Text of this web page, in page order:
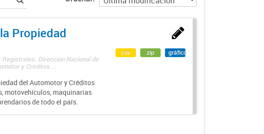
Propiedad
Dirección Nacional de
y Créditos ...
del Automotor y Créditos
motovehículos, maquinarias
de todo el país.
csv zip gráfico